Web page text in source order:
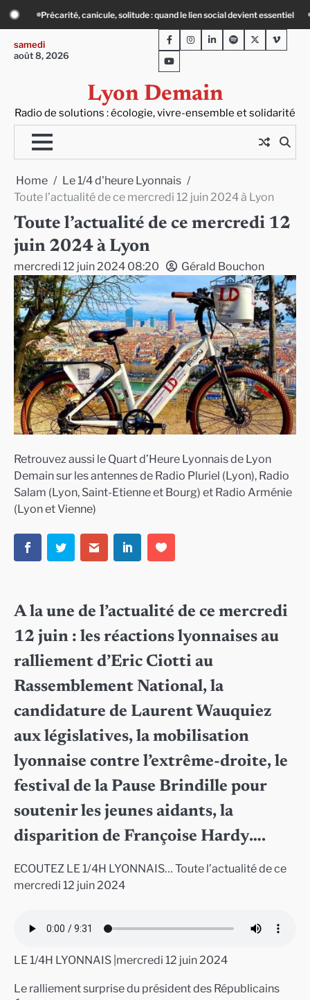
Skip
content
devient essentiel « Ça chauffe » : des acteurs du batiment face au défi
samedi
août 8, 2026
Lyon Demain
Radio de solutions : écologie, vivre-ensemble et solidarité
FacebookInstagram
LinkedInSpotifyTwitterViméo
Youtube
Home
Le 1/4 d'heure Lyonnais
Toute l’actualité de ce mercredi 12 juin 2024 à Lyon
Toute l’actualité de ce mercredi 12
juin 2024 à Lyon
mercredi 12 juin 2024 08:20 Gérald Bouchon
Retrouvez aussi le Quart d’Heure Lyonnais de Lyon
Demain sur les antennes de Radio Pluriel (Lyon), Radio
Salam (Lyon, Saint-Etienne et Bourg) et Radio Arménie
(Lyon et Vienne)
A la une de l’actualité de ce mercredi
12 juin : les réactions lyonnaises au
ralliement d’Eric Ciotti au
Rassemblement National, la
candidature de Laurent Wauquiez
aux législatives, la mobilisation
lyonnaise contre l’extrême-droite, le
festival de la Pause Brindille pour
soutenir les jeunes aidants, la
disparition de Françoise Hardy….
ECOUTEZ LE 1/4H LYONNAIS… Toute l’actualité de ce
mercredi 12 juin 2024
LE 1/4H LYONNAIS |mercredi 12 juin 2024
Le ralliement surprise du président des Républicains